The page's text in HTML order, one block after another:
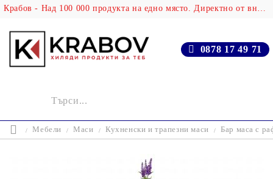
Крабов - Над 100 000 продукта на едно място. Директно от вносителя!
0878 17 49 71
Мебели Маси Кухненски и трапезни маси Бар маса с